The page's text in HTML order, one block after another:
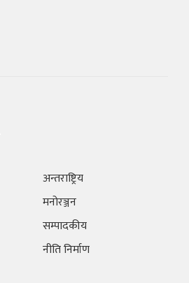
अन्तराष्ट्रिय
मनोरञ्जन
सम्पादकीय
नीति निर्माण